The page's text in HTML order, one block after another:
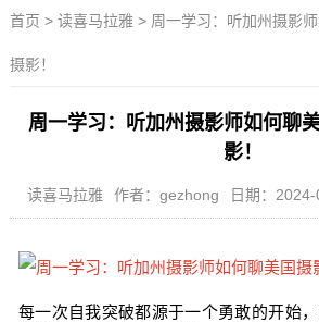
首页 > 读喜马拉雅> 周一学习：听加州摄影
摄影！
周一学习：听加州摄影师如何聊
影！
读喜马拉雅 作者：gezhong 日期：
每一次自我突破都源于一个勇敢的开始